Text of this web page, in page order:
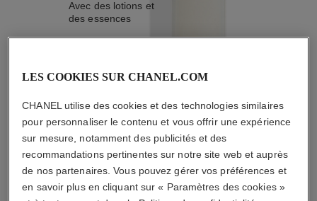
Avec des lotions et
des essences
2/4
L'ACCORD PARFAIT
LES COOKIES SUR CHANEL.COM
CHANEL utilise des cookies et des technologies similaires
pour personnaliser le contenu et vous offrir une expérience
sur mesure, notamment des publicités et des
recommandations pertinentes sur notre site web et auprès
de nos partenaires. Vous pouvez gérer vos préférences et
en savoir plus en cliquant sur « Paramètres des cookies »